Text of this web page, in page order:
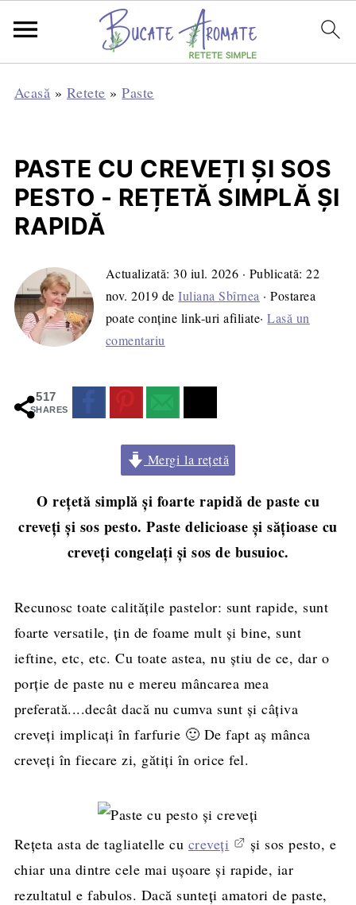
Acasă » Retete »Paste
PASTE CU CREVEȚI ȘI SOS
PESTO - REȚETĂ SIMPLĂ ȘI
RAPIDĂ
Actualizată:30 iul. 2026 · Publicată:22
nov. 2019 deIuliana Sbîrnea · Postarea
poate conține link-uri afiliate·Lasă un
comentariu
517
SHARES
Mergi la rețetă
O rețetă simplă și foarte rapidă de paste cu
creveți și sos pesto. Paste delicioase și sățioase cu
creveți congelați și sos de busuioc.
Recunosc toate calitățile pastelor: sunt rapide, sunt
foarte versatile, țin de foame mult și bine, sunt
ieftine, etc, etc. Cu toate astea, nu știu de ce, dar o
porție de paste nu e mereu mâncarea mea
preferată....decât dacă nu cumva sunt și câțiva
creveți implicați în farfurie 🙂 De fapt aș mânca
creveți în fiecare zi, gătiți în orice fel.
Rețeta asta de tagliatelle cu creveți
și sos pesto, e
chiar una dintre cele mai ușoare și rapide, iar
rezultatul e fabulos. Dacă sunteți amatori de paste,